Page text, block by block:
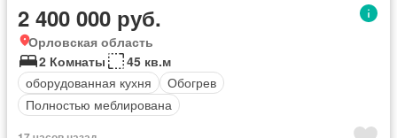
2 400 000 руб.
Орловская область
2 Комнаты
45 кв.м
оборудованная кухня
Обогрев
Полностью меблирована